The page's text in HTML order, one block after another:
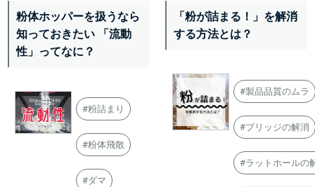
粉体ホッパーを扱うなら
知っておきたい 「流動
性」ってなに？
#粉詰まり
#粉体飛散
#ダマ
「粉が詰まる！」を解消
する方法とは？
#製品品質のムラ
#ブリッジの解消
#ラットホールの